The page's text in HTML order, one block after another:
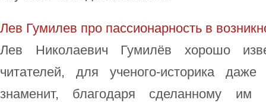
Лев Гумилев про пассионарность в
Лев Николаевич Гумилёв хорошо
читателей, для ученого-историка
знаменит, благодаря сделанному им